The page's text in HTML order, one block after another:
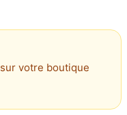
votre boutique